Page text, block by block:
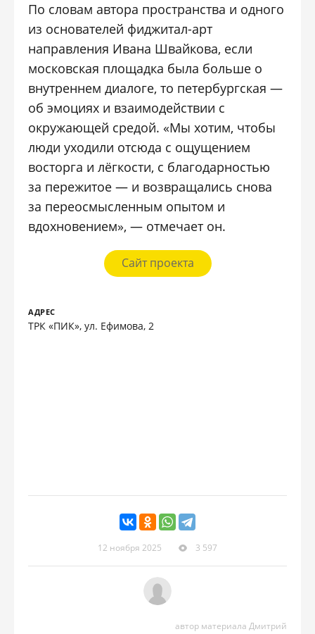
По словам автора пространства и одного
из основателей фиджитал-арт
направления Ивана Швайкова, если
московская площадка была больше о
внутреннем диалоге, то петербургская —
об эмоциях и взаимодействии с
окружающей средой. «Мы хотим, чтобы
люди уходили отсюда с ощущением
восторга и лёгкости, с благодарностью
за пережитое — и возвращались снова
за переосмысленным опытом и
вдохновением», — отмечает он.
Сайт проекта
АДРЕС
ТРК «ПИК», ул. Ефимова, 2
12 ноября 2025 3 597
автор материала Дмитрий